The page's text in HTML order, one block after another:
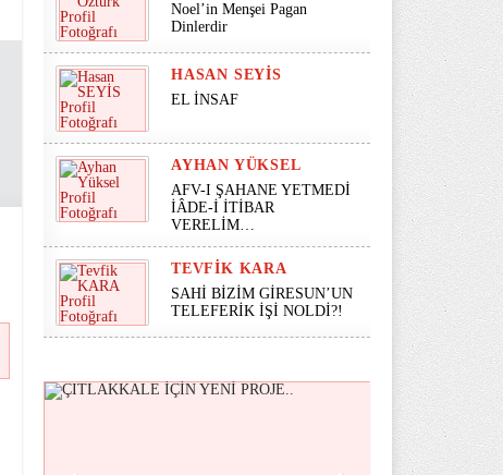
Noel’in Menşei Pagan
Dinlerdir
HASAN SEYİS
EL İNSAF
AYHAN YÜKSEL
AFV-I ŞAHANE YETMEDİ
İÂDE-İ İTİBAR
VERELİM…
TEVFIK KARA
SAHİ BİZİM GİRESUN’UN
TELEFERİK İŞİ NOLDİ?!